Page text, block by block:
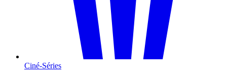
Ciné-Séries